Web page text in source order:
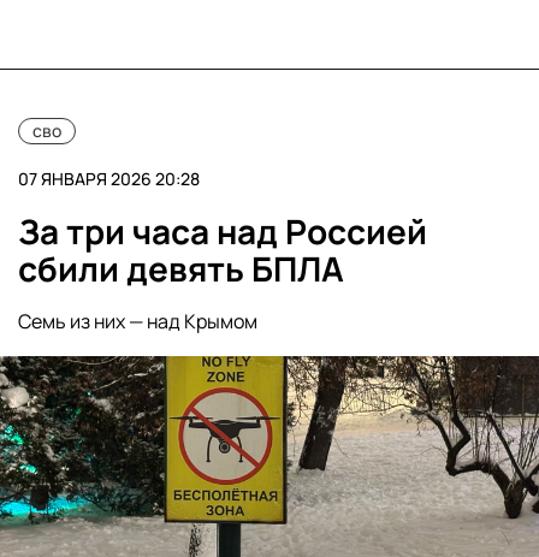
сво
07 ЯНВАРЯ 2026 20:28
За три часа над Россией
сбили девять БПЛА
Семь из них — над Крымом